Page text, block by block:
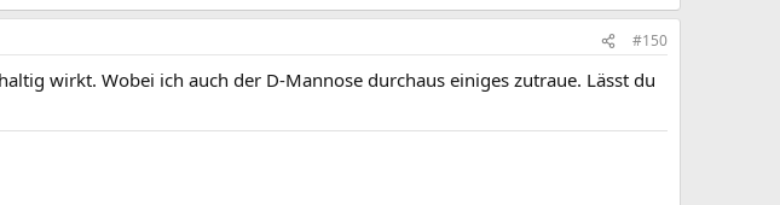
#150
wirkt. Wobei ich auch der D-Mannose durchaus einiges zutraue. Lässt du